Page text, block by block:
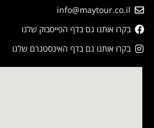
info@maytour.co.il
בקרו אותנו גם בדף הפייסבוק שלנו
בקרו אותנו גם בדף האינסטגרם שלנו